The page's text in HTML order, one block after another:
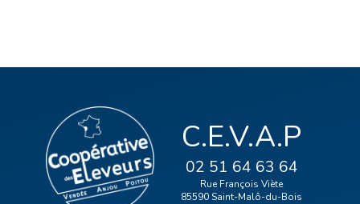
C.E.V.A.P
02 51 64 63 64
Rue François Viète
85590 Saint-Malô-du-Bois